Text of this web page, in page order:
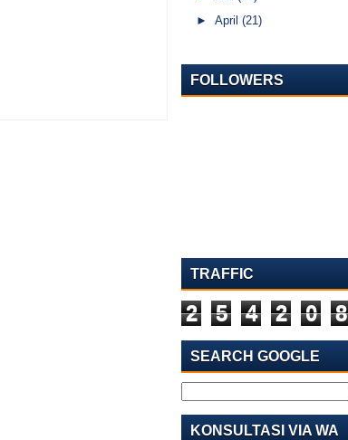
► April (21)
FOLLOWERS
TRAFFIC
2 5 4 2 0 8
SEARCH GOOGLE
KONSULTASI VIA WA